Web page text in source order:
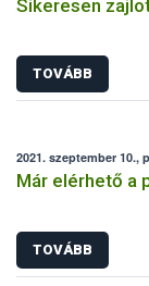
Sikeresen
TOVÁBB
2021. szeptember 10.,
Már elérhető a
TOVÁBB